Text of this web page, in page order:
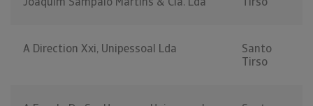
A Direction Xxi, Unipessoal Lda
Santo
Tirso